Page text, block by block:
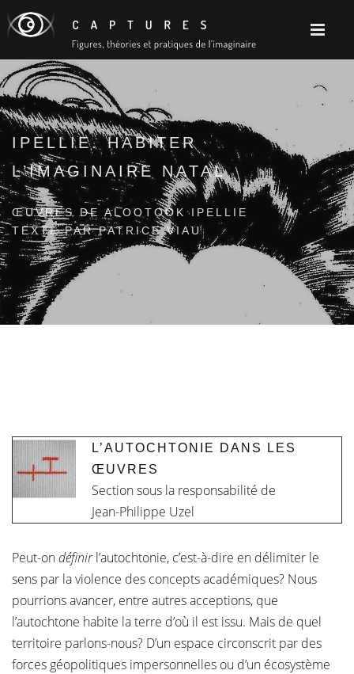
IPELLIE. HABITER
L’IMAGINAIRE NATAL
ŒUVRES DE ALOOTOOK IPELLIE
TEXTE PAR PATRICE VIAU
L’AUTOCHTONIE DANS LES
ŒUVRES
Section sous la responsabilité de
Jean-Philippe Uzel
Peut-ondéfinirl’autochtonie, c’est-à-dire en délimiter le
sens par la violence des concepts académiques? Nous
pourrions avancer, entre autres acceptions, que
l’autochtone habite la terre d’où il est issu. Mais de quel
territoire parlons-nous? D’un espace circonscrit par des
forces géopolitiques impersonnelles ou d’un écosystème